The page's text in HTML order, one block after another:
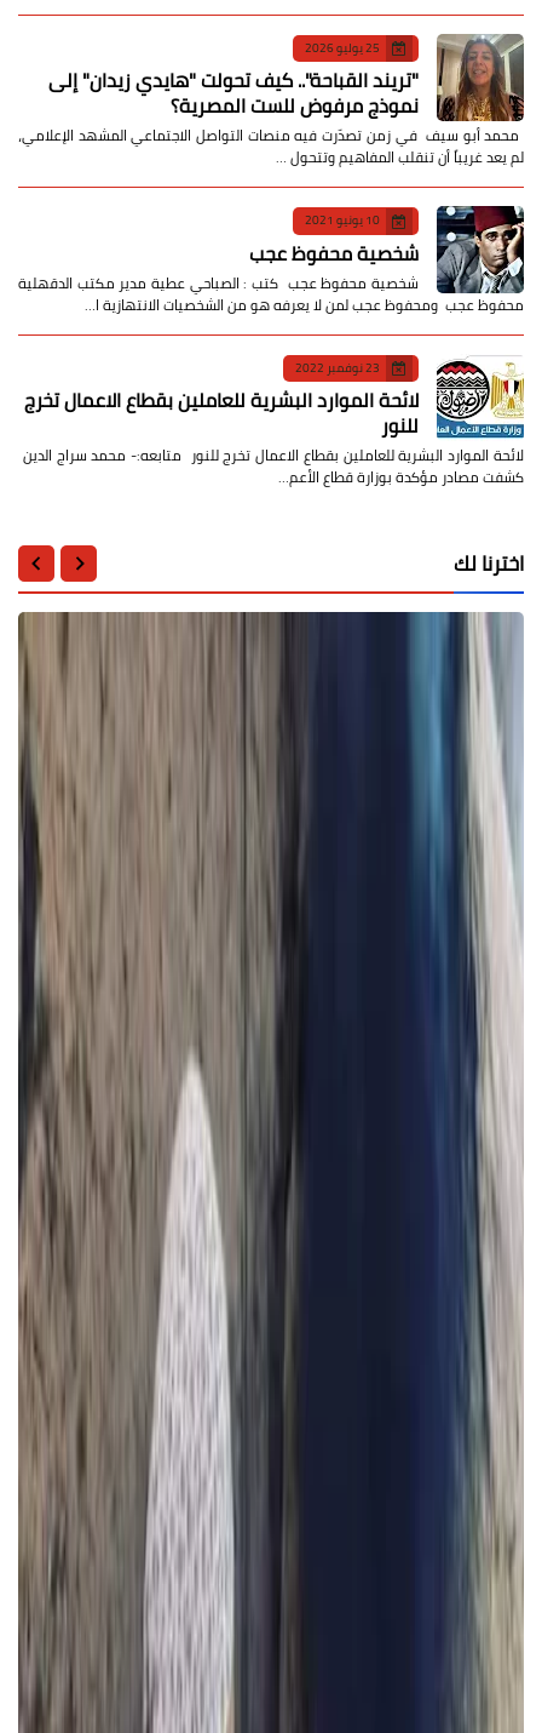
25 يوليو 2026
​"تريند القباحة".. كيف تحولت "هايدي زيدان" إلى
نموذج مرفوض للست المصرية؟
​ محمد أبو سيف ​في زمن تصدّرت فيه منصات التواصل الاجتماعي المشهد الإعلامي،
لم يعد غريباً أن تنقلب المفاهيم وتتحول …
10 يونيو 2021
شخصية محفوظ عجب
شخصية محفوظ عجب كتب : الصباحي عطية مدير مكتب الدقهلية
محفوظ عجب ومحفوظ عجب لمن لا يعرفه هو من الشخصيات الانتهازية ا…
23 نوفمبر 2022
لائحة الموارد البشرية للعاملين بقطاع الاعمال تخرج
للنور
لائحة الموارد البشرية للعاملين بقطاع الاعمال تخرج للنور متابعه:- محمد سراج الدين
كشفت مصادر مؤكدة بوزارة قطاع الأعم…
اخترنا لك